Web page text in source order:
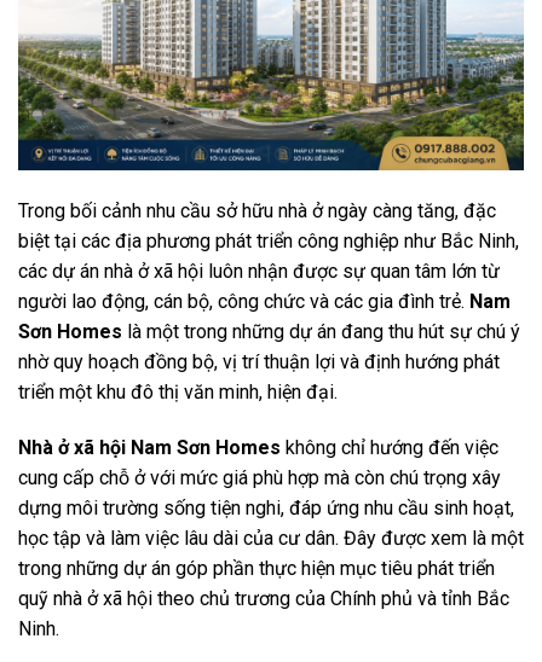
Trong bối cảnh nhu cầu sở hữu nhà ở ngày càng tăng, đặc
biệt tại các địa phương phát triển công nghiệp như Bắc Ninh,
các dự án nhà ở xã hội luôn nhận được sự quan tâm lớn từ
người lao động, cán bộ, công chức và các gia đình trẻ. Nam
Sơn Homes là một trong những dự án đang thu hút sự chú ý
nhờ quy hoạch đồng bộ, vị trí thuận lợi và định hướng phát
triển một khu đô thị văn minh, hiện đại.
Nhà ở xã hội Nam Sơn Homes không chỉ hướng đến việc
cung cấp chỗ ở với mức giá phù hợp mà còn chú trọng xây
dựng môi trường sống tiện nghi, đáp ứng nhu cầu sinh hoạt,
học tập và làm việc lâu dài của cư dân. Đây được xem là một
trong những dự án góp phần thực hiện mục tiêu phát triển
quỹ nhà ở xã hội theo chủ trương của Chính phủ và tỉnh Bắc
Ninh.